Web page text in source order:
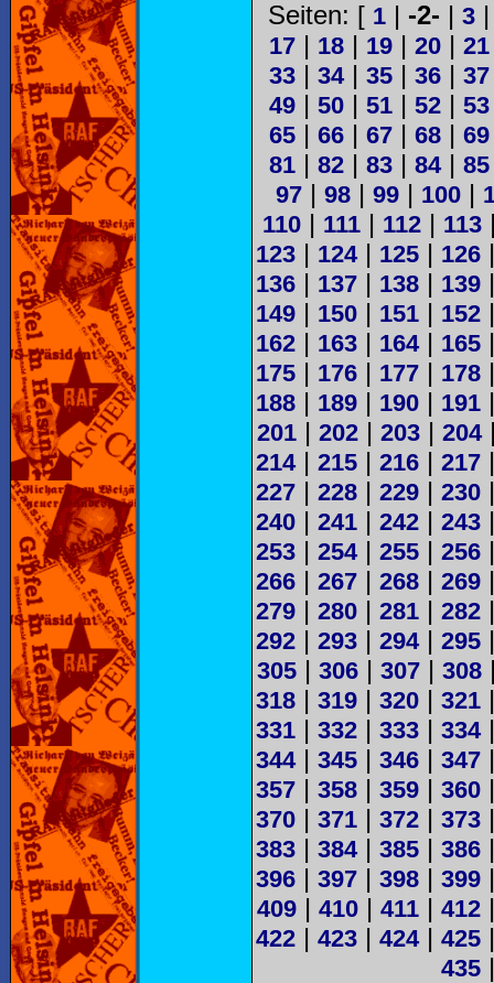
Seiten: [ 1| -2- | 3
17 | 18 | 19 | 20 | 21
33 | 34| 35 | 36 | 37
49 | 50 | 51 | 52 | 53
65 | 66 | 67 | 68 | 69
81 | 82 | 83 | 84| 85
97 | 98 | 99 | 100 |
110| 111| 112| 113
123 | 124| 125 | 126
136 | 137 | 138 | 139
149 | 150 | 151 | 152
162 | 163 | 164| 165
175 | 176 | 177 | 178
188 | 189 | 190 | 191
201| 202| 203| 204
214| 215 | 216 | 217
227 | 228 | 229 | 230
240 | 241 | 242 | 243
253 | 254| 255 | 256
266 | 267 | 268 | 269
279 | 280 | 281 | 282
292 | 293 | 294| 295
305| 306| 307| 308
318 | 319 | 320 | 321
331 | 332 | 333 | 334
344| 345 | 346 | 347
357 | 358 | 359 | 360
370 | 371 | 372 | 373
383 | 384| 385 | 386
396 | 397 | 398 | 399
409| 410| 411| 412
422 | 423 | 424| 425
435